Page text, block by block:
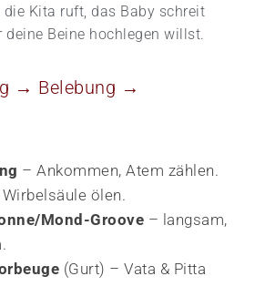
die Kita ruft, das Baby schreit
Beine hochlegen willst.
→ Belebung →
– Ankommen, Atem zählen.
ölen.
Mond-Groove – langsam,
(Gurt) – Vata & Pitta